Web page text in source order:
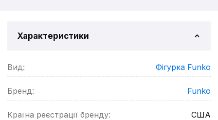
Характеристики
Вид: Фігурка Funko
Бренд: Funko
Країна реєстрації бренду: США